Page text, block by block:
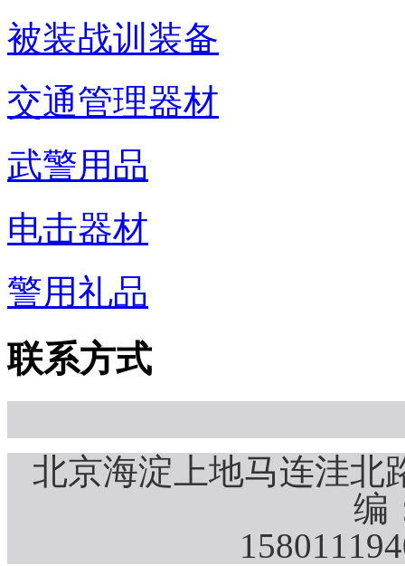
被装战训装备
交通管理器材
武警用品
电击器材
警用礼品
联系方式
北京海淀上地马连洼北
编